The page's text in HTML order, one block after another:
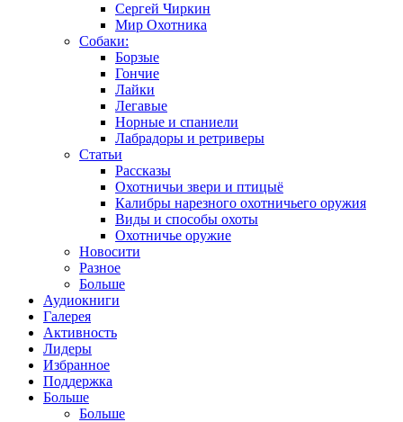
Сергей Чиркин
Мир Охотника
Собаки:
Борзые
Гончие
Лайки
Легавые
Норные и спаниели
Лабрадоры и ретриверы
Статьи
Рассказы
Охотничьи звери и птицыё
Калибры нарезного охотничьего оружия
Виды и способы охоты
Охотничье оружие
Новосити
Разное
Больше
Аудиокниги
Галерея
Активность
Лидеры
Избранное
Поддержка
Больше
Больше